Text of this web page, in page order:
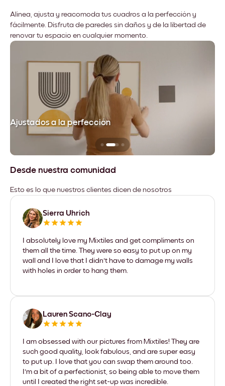
Alinea, ajusta y reacomoda tus cuadros a la perfección y
fácilmente. Disfruta de paredes sin daños y de la libertad de
renovar tu espacio en cualquier momento.
Ajustados a la perfección
Desde nuestra comunidad
Esto es lo que nuestros clientes dicen de nosotros
Sierra Uhrich
I absolutely love my Mixtiles and get compliments on
them all the time. They were so easy to put up on my
wall and I love that I didn't have to damage my walls
with holes in order to hang them.
Lauren Scano-Clay
I am obsessed with our pictures from Mixtiles! They are
such good quality, look fabulous, and are super easy
to put up. I love that you can swap them around too.
I'm a bit of a perfectionist, so being able to move them
until I created the right set-up was incredible.